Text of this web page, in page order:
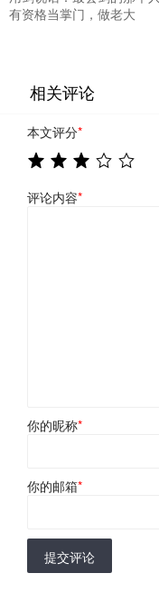
有资格当掌门，做老大
相关评论
本文评分*
评论内容*
你的昵称*
你的邮箱*
提交评论